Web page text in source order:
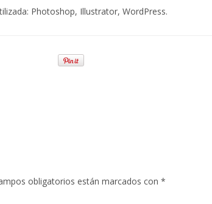
Photoshop, Illustrator, WordPress.
obligatorios están marcados con *